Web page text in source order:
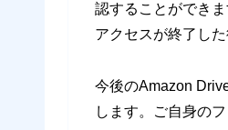
認することができ
アクセスが終了し
今後のAmazon
します。ご自身の